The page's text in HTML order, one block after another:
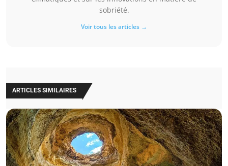
sobriété.
Voir tous les articles →
ARTICLES SIMILAIRES